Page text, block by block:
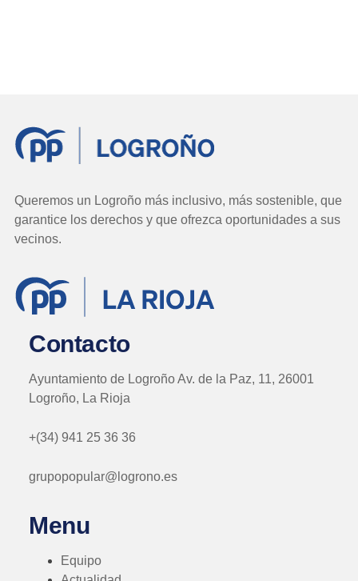
Queremos un Logroño más inclusivo, más sostenible, que
garantice los derechos y que ofrezca oportunidades a sus
vecinos.
Contacto
Ayuntamiento de Logroño Av. de la Paz, 11, 26001
Logroño, La Rioja
+(34) 941 25 36 36
grupopopular@logrono.es
Menu
Equipo